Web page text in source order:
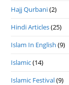
Hajj Qurbani(2)
Hindi Articles(25)
Islam In English (9)
Islamic(14)
Islamic Festival(9)